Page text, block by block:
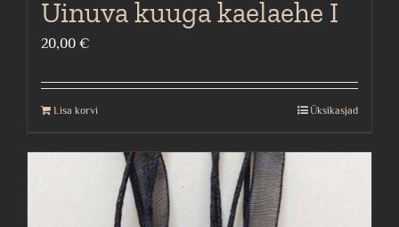
Uinuva kuuga kaelaehe I
20,00 €
Lisa korvi Üksikasjad